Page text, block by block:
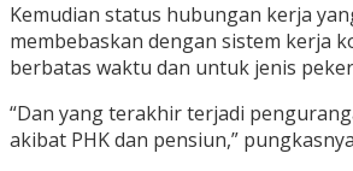
Kemudian status hubungan kerja
membebaskan dengan sistem kerja
berbatas waktu dan untuk jenis
“Dan yang terakhir terjadi
akibat PHK dan pensiun,”